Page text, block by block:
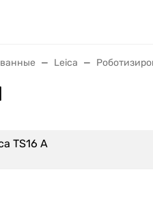
Leica
TS16 A